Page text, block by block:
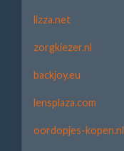
lizza.net
zorgkiezer.nl
backjoy.eu
lensplaza.com
oordopjes-kopen.nl